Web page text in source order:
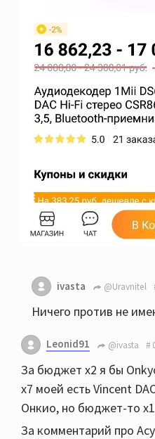
ivasta @Uravnitel
Ничего против не
Leonid91 @ivasta
За бюджет х2 я бы
х7 моей есть Vincent
Онкио, но бюджет-то
За комментарий про